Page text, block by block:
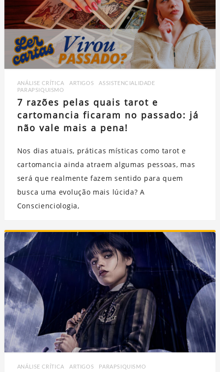
ANÁLISE CRÍTICA ARTIGOS ,ASSISTENCIALIDADE
PARAPSIQUISMO
7 razões pelas quais tarot e
cartomancia ficaram no passado: já
não vale mais a pena!
Nos dias atuais, práticas místicas como tarot e
cartomancia ainda atraem algumas pessoas, mas
será que realmente fazem sentido para quem
busca uma evolução mais lúcida? A
Conscienciologia,
ANÁLISE CRÍTICA ARTIGOS PARAPSIQUISMO